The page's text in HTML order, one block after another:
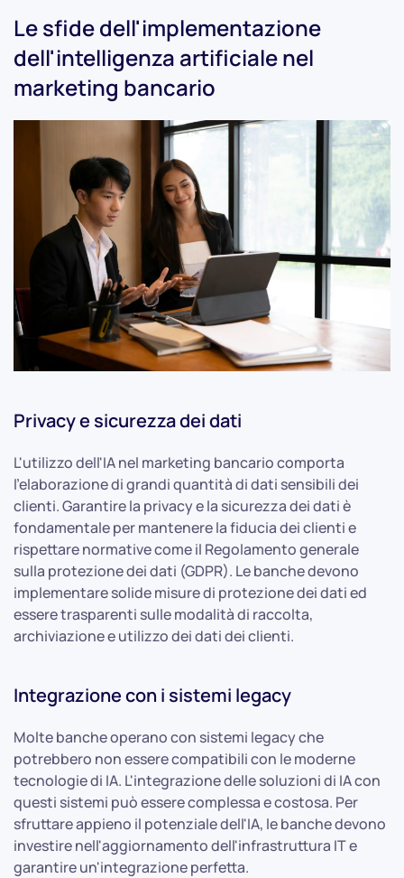
Le sfide dell'implementazione
dell'intelligenza artificiale nel
marketing bancario
Privacy e sicurezza dei dati
L'utilizzo dell'IA nel marketing bancario comporta
l'elaborazione di grandi quantità di dati sensibili dei
clienti. Garantire la privacy e la sicurezza dei dati è
fondamentale per mantenere la fiducia dei clienti e
rispettare normative come il Regolamento generale
sulla protezione dei dati (GDPR). Le banche devono
implementare solide misure di protezione dei dati ed
essere trasparenti sulle modalità di raccolta,
archiviazione e utilizzo dei dati dei clienti.
Integrazione con i sistemi legacy
Molte banche operano con sistemi legacy che
potrebbero non essere compatibili con le moderne
tecnologie di IA. L'integrazione delle soluzioni di IA con
questi sistemi può essere complessa e costosa. Per
sfruttare appieno il potenziale dell'IA, le banche devono
investire nell'aggiornamento dell'infrastruttura IT e
garantire un'integrazione perfetta.